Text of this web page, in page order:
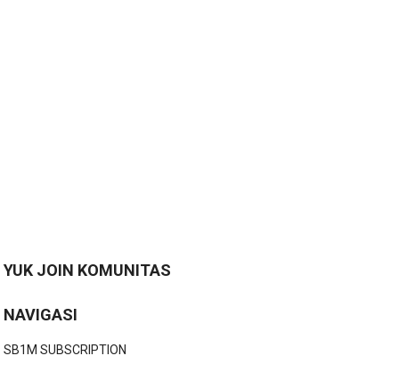
YUK JOIN KOMUNITAS
NAVIGASI
SB1M SUBSCRIPTION